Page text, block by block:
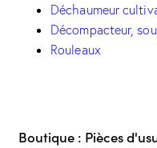
Déchaumeur
Décompacteur,
Rouleaux
Boutique : Pièces